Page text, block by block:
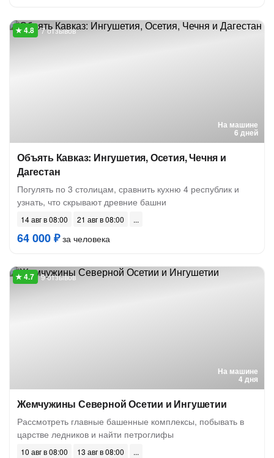
На машине
6 дней
7 отзывов
Объять Кавказ: Ингушетия, Осетия, Чечня и
Дагестан
Погулять по 3 столицам, сравнить кухню 4 республик и
узнать, что скрывают древние башни
14 авг в 08:00 21 авг в 08:00
64 000 ₽за человека
На машине
4 дня
9 отзывов
Жемчужины Северной Осетии и Ингушетии
Рассмотреть главные башенные комплексы, побывать в
царстве ледников и найти петроглифы
10 авг в 08:00 13 авг в 08:00